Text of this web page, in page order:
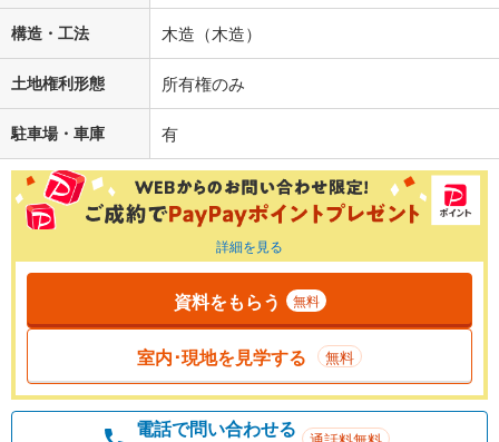
構造・工法 木造（木造）
土地権利形態 所有権のみ
駐車場・車庫 有
詳細を見る
資料をもらう 無料
室内･現地を見学する 無料
電話で問い合わせる